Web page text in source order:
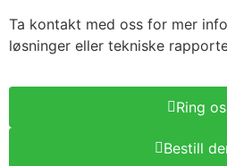
Ta kontakt med oss for mer
løsninger eller tekniske
Ring
Bestill